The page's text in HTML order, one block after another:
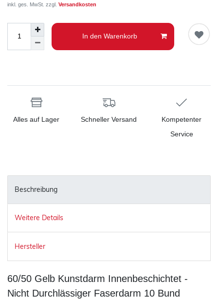
inkl. ges. MwSt. zzgl. Versandkosten
In den Warenkorb
Alles auf Lager Schneller Versand
Kompetenter
Service
Beschreibung
Weitere Details
Hersteller
60/50 Gelb Kunstdarm Innenbeschichtet -
Nicht Durchlässiger Faserdarm 10 Bund